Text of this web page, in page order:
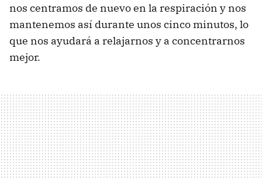
nos centramos de nuevo en la respiración y nos
mantenemos así durante unos cinco minutos, lo
que nos ayudará a relajarnos y a concentrarnos
mejor.